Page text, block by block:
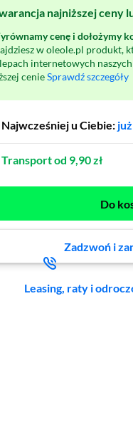
najniższej ceny
cenę i dołożymy
w oleole.pl produkt,
internetowych
cenieSprawdź szczegóły
Najwcześniej u Ciebie:
Transport od 9,90 zł
Do
Zadzwoń i
Leasing, raty i